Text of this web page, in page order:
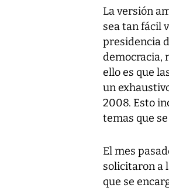
La versión
sea tan fácil
presidencia
democracia,
ello es que
un
2008. Esto
temas que
El mes
solicitaron a
que se